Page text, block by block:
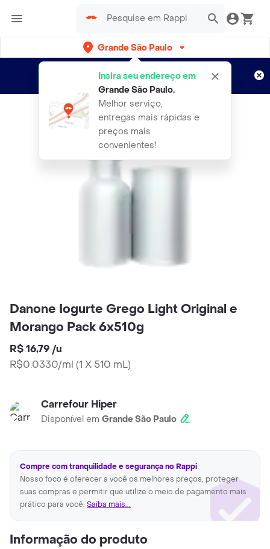
Grande São Paulo
Insira seu endereço em
Grande São Paulo.
Melhor serviço,
entregas mais rápidas e
preços mais
convenientes!
Entregas grátis por 15 dias!
Aplicam T&C
Danone Iogurte Grego Light Original e
Morango Pack 6x510g
R$ 16,79 /u
R$0.0330/ml (1 X 510 mL)
Carrefour Hiper
Disponível em Grande São Paulo
Compre com tranquilidade e segurança no Rappi
Nosso foco é oferecer a você os melhores preços, proteger
suas compras e permitir que utilize o meio de pagamento mais
prático para você. Saiba mais...
Informação do produto